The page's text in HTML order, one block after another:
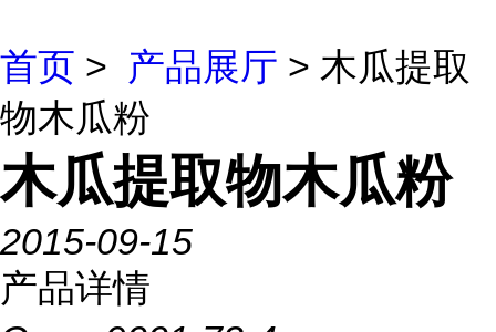
首页 > 产品展厅 > 木瓜提取
物木瓜粉
木瓜提取物木瓜粉
2015-09-15
产品详情